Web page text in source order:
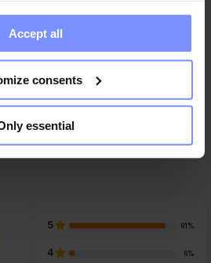
to them or that they have
their services. Do you agree?
Accept all
consents
essential
5 91%
4 6%